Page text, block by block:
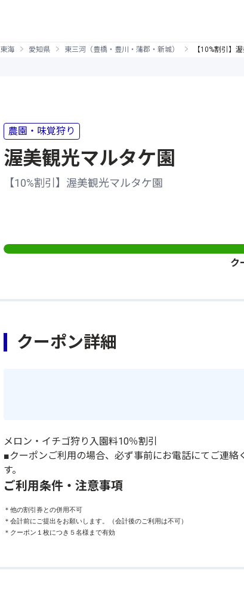
東海 愛知県 東三河（豊橋・豊川・蒲郡・新城） 【10%割引】
農園・味覚狩り
渥美観光マルタケ園
【10%割引】渥美観光マルタケ園
ク
クーポン詳細
メロン・イチゴ狩り入園料10％割引
■クーポンご利用の場合、必ず事前にお電話にてご連
す。
ご利用条件・注意事項
＊他の割引券との併用不可
＊会計前にご提出をお願いします。（会計後のご利用は不可）
＊クーポン１枚につき５名様まで有効